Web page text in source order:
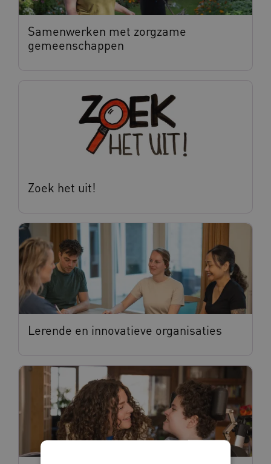
Samenwerken met zorgzame
gemeenschappen
Zoek het uit!
Lerende en innovatieve organisaties